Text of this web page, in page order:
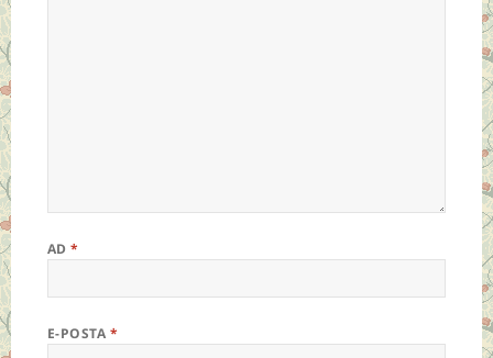
AD*
E-POSTA *